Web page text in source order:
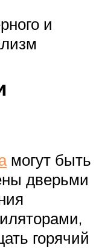
и
могут быть
дверьми
горячий